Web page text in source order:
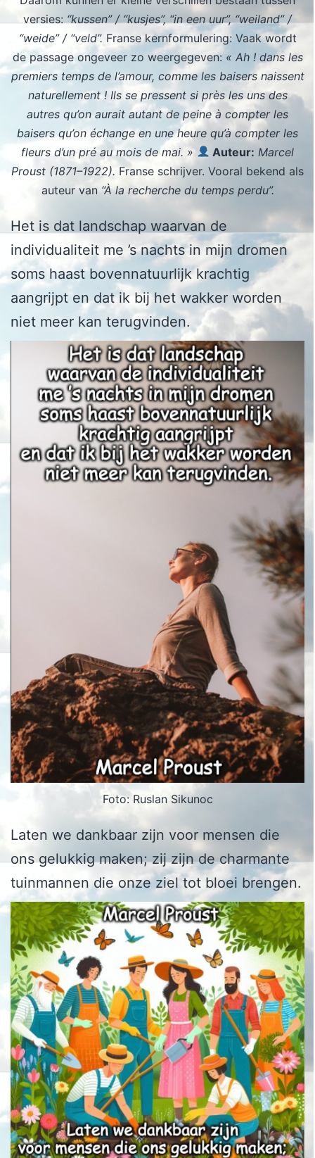
versies: “kussen” / “kusjes”, “in een uur”, “weiland” /
“weide” / “veld”. Franse kernformulering: Vaak wordt
de passage ongeveer zo weergegeven: « Ah ! dans les
premiers temps de l’amour, comme les baisers naissent
naturellement ! Ils se pressent si près les uns des
autres qu’on aurait autant de peine à compter les
baisers qu’on échange en une heure qu’à compter les
fleurs d’un pré au mois de mai. »
Auteur: Marcel
Proust (1871–1922). Franse schrijver. Vooral bekend als
auteur van“À la recherche du temps perdu”.
Het is dat landschap waarvan de
individualiteit me ’s nachts in mijn dromen
soms haast bovennatuurlijk krachtig
aangrijpt en dat ik bij het wakker worden
niet meer kan terugvinden.
Foto: Ruslan Sikunoc
Laten we dankbaar zijn voor mensen die
ons gelukkig maken; zij zijn de charmante
tuinmannen die onze ziel tot bloei brengen.